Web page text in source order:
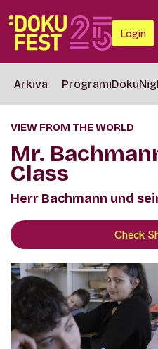
Login
Arkiva Programi
VIEW FROM THE WORLD
Mr.
Class
Herr Bachmann und
Check